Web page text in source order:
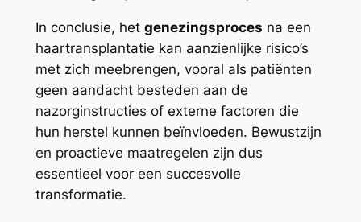
In conclusie, het genezingsproces na een
haartransplantatie kan aanzienlijke risico’s
met zich meebrengen, vooral als patiënten
geen aandacht besteden aan de
nazorginstructies of externe factoren die
hun herstel kunnen beïnvloeden. Bewustzijn
en proactieve maatregelen zijn dus
essentieel voor een succesvolle
transformatie.